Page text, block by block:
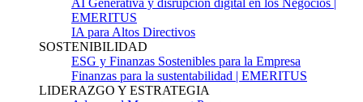
AI Generativa y disrupción digital en los Negocios |
EMERITUS
IA para Altos Directivos
SOSTENIBILIDAD
ESG y Finanzas Sostenibles para la Empresa
Finanzas para la sustentabilidad | EMERITUS
LIDERAZGO Y ESTRATEGIA